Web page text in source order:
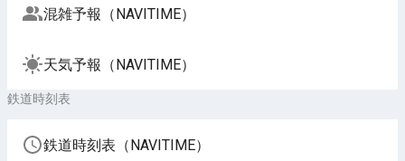
混雑予報（NAVITIME）
天気予報（NAVITIME）
鉄道時刻表
鉄道時刻表（NAVITIME）